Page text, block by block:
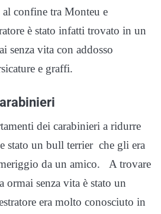
confine tra Monteu e
è stato infatti trovato in un
senza vita con addosso
e graffi.
dei carabinieri a ridurre
stato un bull terrier che gli era
da un amico. A trovare
ormai senza vita è stato un
era molto conosciuto in